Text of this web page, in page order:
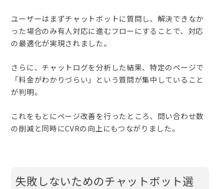
ユーザーはまずチャットボットに質問し、解決できなか
った場合のみ有人対応に進むフローにすることで、対応
の最適化が実現されました。
さらに、チャットログを分析した結果、特定のページで
「料金がわかりづらい」という質問が集中していること
が判明。
これをもとにページ改善を行ったところ、問い合わせ数
の削減と同時にCVRの向上にもつながりました。
失敗しないためのチャットボット選